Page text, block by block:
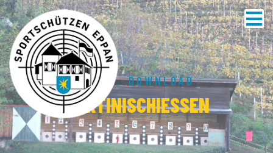
HOME . DOWNLOAD
MARTINISCHIESSEN